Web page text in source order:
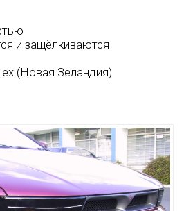
и защёлкиваются
(Новая Зеландия)